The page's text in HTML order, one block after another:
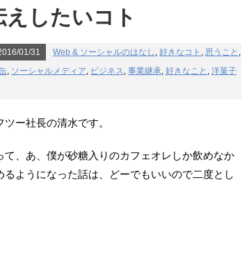
したいコト
01/31 Web & ソーシャルのはなし , 好きなコト , 思うこと ,
, ソーシャルメディア, ビジネス, 事業継承, 好きなこと , 洋菓子
ー社長の清水です。
て、あ、僕が砂糖入りのカフェオレしか飲めなか
ようになった話は、どーでもいいので二度とし